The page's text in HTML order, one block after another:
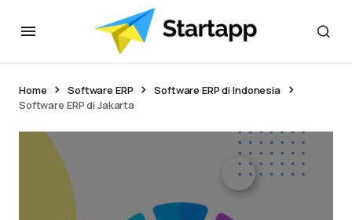
Home Software ERP
Software ERP di Indonesia
Software ERP di Jakarta